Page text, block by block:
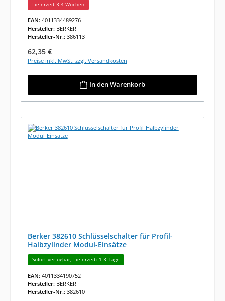
Lieferzeit 3-4 Wochen
EAN: 4011334489276
Hersteller: BERKER
Hersteller-Nr.: 386113
Regulärer Preis:
62,35 €
Preise inkl. MwSt. zzgl. Versandkosten
In den Warenkorb
Berker 382610 Schlüsselschalter für Profil-
Halbzylinder Modul-Einsätze
Sofort verfügbar, Lieferzeit: 1-3 Tage
EAN: 4011334190752
Hersteller: BERKER
Hersteller-Nr.: 382610